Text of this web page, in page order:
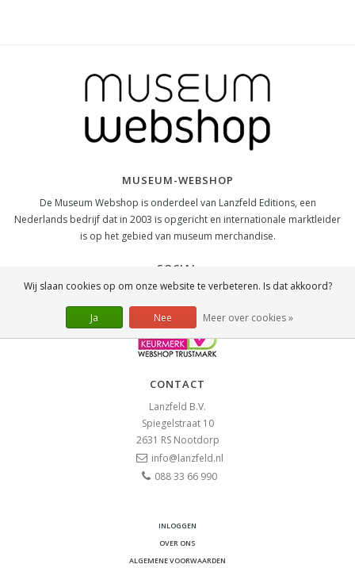
MUSEUM-WEBSHOP
De Museum Webshop is onderdeel van Lanzfeld Editions, een
Nederlands bedrijf dat in 2003 is opgericht en internationale marktleider
is op het gebied van museum merchandise.
SOCIAL
CONTACT
Lanzfeld B.V.
Spiegelstraat 10
2631 RS Nootdorp
info@lanzfeld.nl
088 33 66 990
INLOGGEN
OVER ONS
ALGEMENE VOORWAARDEN
Wij slaan cookies op om onze website te verbeteren. Is dat akkoord?
Ja Nee Meer over cookies »